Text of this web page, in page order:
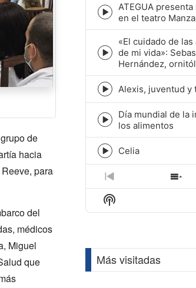
de
hacia
para
del
médicos
Miguel
que
Episode
play
icon
ATEGUA
en el teatro
Episode
play
icon
«El cuidado de
de mi vida»:
Hernández,
Episode
play
icon
Alexis, juventud y
Episode
play
icon
Día mundial de la
los alimentos
Episode
play
icon
Celia
Previous
Episode
Show
Podcast
Más visitadas